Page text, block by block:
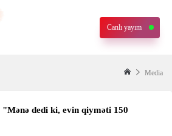
Canlı yayım
Media
"Mənə dedi ki, evin qiyməti 150